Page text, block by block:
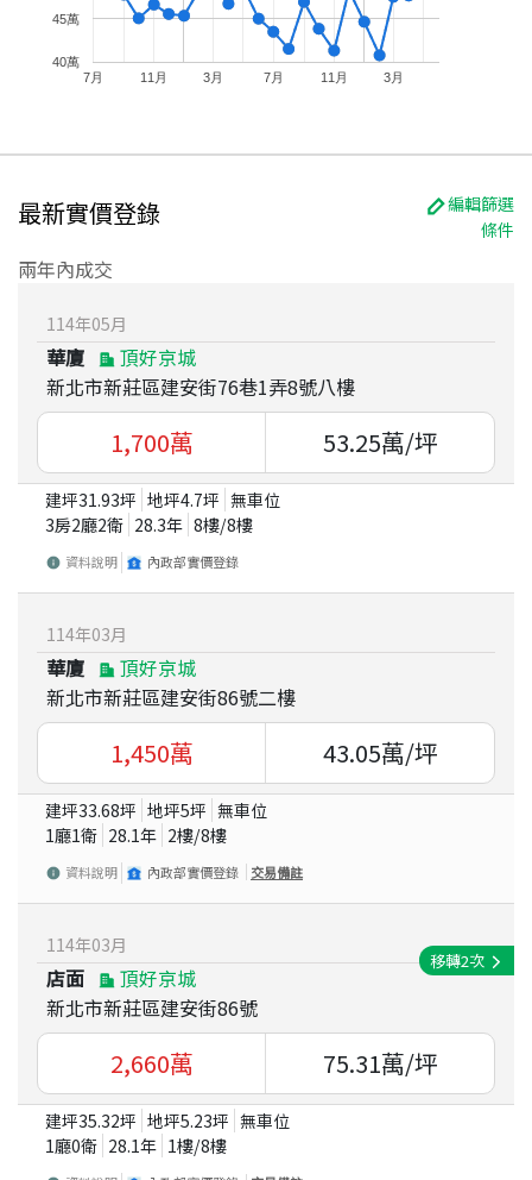
7月 11月 3月 7月 11月 3月
40萬
45萬
最新實價登錄
編輯篩選
條件
兩年內成交
114年05月
華廈
頂好京城
新北市新莊區建安街76巷1弄8號八樓
1,700萬 53.25萬/坪
建坪31.93坪 地坪4.7坪 無車位
3房2廳2衛 28.3年 8樓/8樓
資料說明 內政部實價登錄
114年03月
華廈
頂好京城
新北市新莊區建安街86號二樓
1,450萬 43.05萬/坪
建坪33.68坪 地坪5坪 無車位
1廳1衛 28.1年 2樓/8樓
資料說明 內政部實價登錄 交易備註
114年03月
店面
頂好京城
新北市新莊區建安街86號
移轉2次
2,660萬 75.31萬/坪
建坪35.32坪 地坪5.23坪 無車位
1廳0衛 28.1年 1樓/8樓